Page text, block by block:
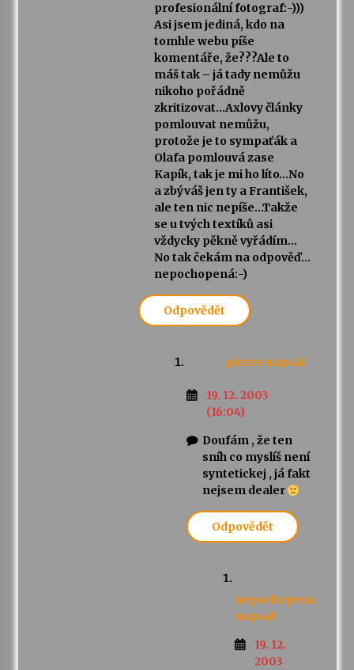
profesionální fotograf:-)))
Asi jsem jediná, kdo na
tomhle webu píše
komentáře, že???Ale to
máš tak – já tady nemůžu
nikoho pořádně
zkritizovat…Axlovy články
pomlouvat nemůžu,
protože je to sympaťák a
Olafa pomlouvá zase
Kapík, tak je mi ho líto…No
a zbýváš jen ty a František,
ale ten nic nepíše…Takže
se u tvých textíků asi
vždycky pěkně vyřádím…
No tak čekám na odpověď…
nepochopená:-)
Odpovědět
pierre napsal:
19. 12. 2003
(16:04)
Doufám , že ten
sníh co myslíš není
syntetickej , já fakt
nejsem dealer
Odpovědět
nepochopena
napsal:
19. 12.
2003